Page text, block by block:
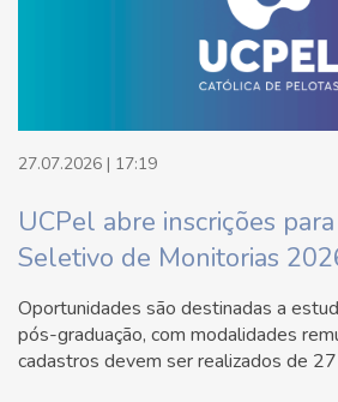
27.07.2026 | 17:19
UCPel abre inscrições
Seletivo de Monitorias
Oportunidades são destinadas a
pós-graduação, com modalidades
cadastros devem ser realizados de